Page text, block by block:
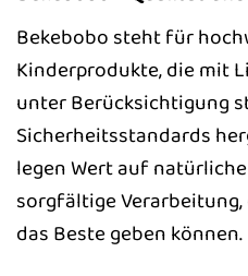
Bekebobo steht für
Kinderprodukte, die mit
unter Berücksichtigung
Sicherheitsstandards
legen Wert auf
sorgfältige
das Beste geben können.